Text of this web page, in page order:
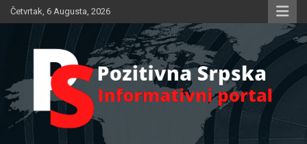
Skip
to
Četvrtak, 6 Augusta, 2026